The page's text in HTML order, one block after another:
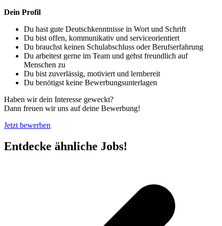
Dein Profil
Du hast gute Deutschkenntnisse in Wort und Schrift
Du bist offen, kommunikativ und serviceorientiert
Du brauchst keinen Schulabschluss oder Berufserfahrung
Du arbeitest gerne im Team und gehst freundlich auf
Menschen zu
Du bist zuverlässig, motiviert und lernbereit
Du benötigst keine Bewerbungsunterlagen
Haben wir dein Interesse geweckt?
Dann freuen wir uns auf deine Bewerbung!
Jetzt bewerben
Entdecke ähnliche Jobs!